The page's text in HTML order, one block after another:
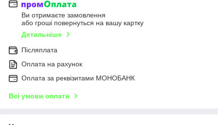
Ви отримаєте замовлення
або гроші повернуться на вашу картку
Детальніше
Післяплата
Оплата на рахунок
Оплата за реквізитами МОНОБАНК
Всі умови оплати